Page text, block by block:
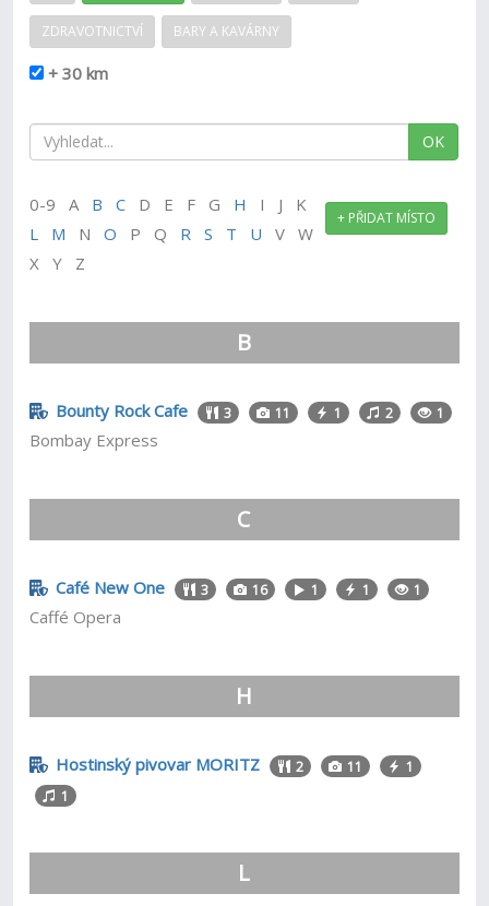
ZDRAVOTNICTVÍ BARY A KAVÁRNY
+ 30 km
OK
+ PŘIDAT MÍSTO
0-9 A B C D E F G H
I J K
L
M NO P Q R S T U V W
X Y Z
B
Bounty Rock Cafe 3 11 1 2 1
Bombay Express
C
Café New One 3 16 1 1 1
Caffé Opera
H
Hostinský pivovar MORITZ 2 11
1
1
L